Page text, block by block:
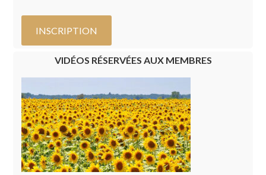
VIDÉOS RÉSERVÉES AUX MEMBRES